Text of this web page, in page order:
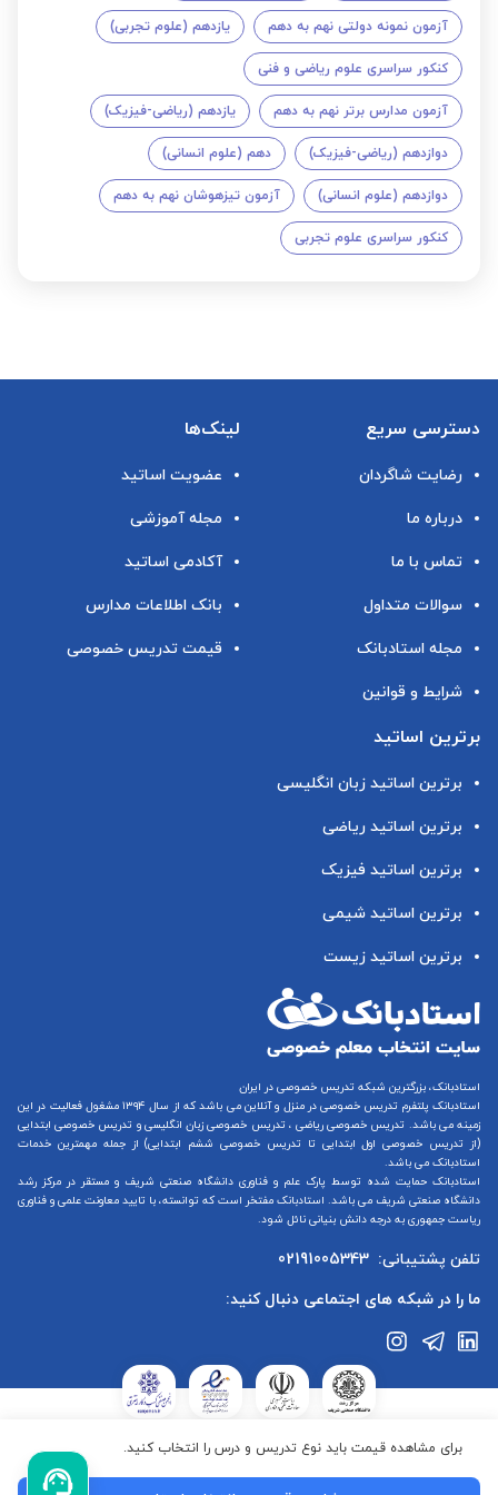
آزمون نمونه دولتی نهم به دهم یازدهم (علوم تجربی)
کنکور سراسری علوم ریاضی و فنی
آزمون مدارس برتر نهم به دهم یازدهم (ریاضی-فیزیک)
دوازدهم (ریاضی-فیزیک) دهم (علوم انسانی)
دوازدهم (علوم انسانی) آزمون تیزهوشان نهم به دهم
کنکور سراسری علوم تجربی
برای مشاهده قیمت باید نوع تدریس و درس را انتخاب کنید.
دسترسی سریع
رضایت شاگردان
درباره ما
تماس با ما
سوالات متداول
مجله استادبانک
شرایط و قوانین
لینک‌ها
عضویت اساتید
مجله آموزشی
آکادمی اساتید
بانک اطلاعات مدارس
قیمت تدریس خصوصی
برترین اساتید
برترین اساتید زبان انگلیسی
برترین اساتید ریاضی
برترین اساتید فیزیک
برترین اساتید شیمی
برترین اساتید زیست
استادبانک، بزرگترین شبکه تدریس خصوصی در ایران
استادبانک پلتفرم تدریس خصوصی در منزل و آنلاین
می باشد که از سال ۱۳۹۴ مشغول فعالیت در این
زمینه می باشد. تدریس خصوصی ریاضی ، تدریس خصوصی زبان انگلیسیو تدریس خصوصی ابتدایی
(از تدریس خصوصی اول ابتدایی تا تدریس خصوصی ششم ابتدایی) از جمله مهمترین خدمات
استادبانک می باشد.
استادبانک حمایت شده توسط پارک علم و فناوری دانشگاه صنعتی شریف و مستقر در مرکز رشد
دانشگاه صنعتی شریف می باشد. استادبانک مفتخر است که توانسته، با تایید معاونت علمی و فناوری
ریاست جمهوری به درجه دانش بنیانی نائل شود.
تلفن پشتیبانی: 02191005343
ما را در شبکه های اجتماعی دنبال کنید:
استادبانک در ستاد ساماندهی پایگاه‌های اینترنتی وزارت فرهنگ و ارشاد
جمهوری اسلامی ایران ثبت شده است.استادبانک تابع قوانین جمهوری
اسلامی ایران می‌باشد.کلیه حقوق این سایت متعلق به گروه استادبانک